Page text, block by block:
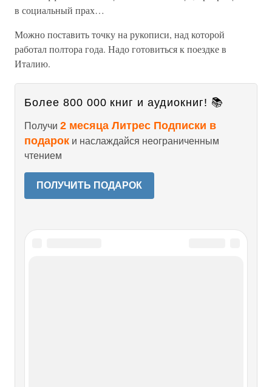
в социальный прах…
Можно поставить точку на рукописи, над которой
работал полтора года. Надо готовиться к поездке в
Италию.
Более 800 000 книг и аудиокниг! 📚
Получи 2 месяца Литрес Подписки в
подарок и наслаждайся неограниченным
чтением
ПОЛУЧИТЬ ПОДАРОК